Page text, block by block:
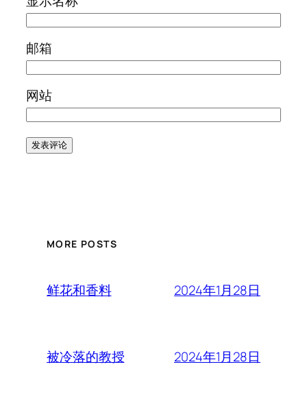
邮箱
网站
MORE POSTS
鲜花和香料 2024年1月28日
被冷落的教授 2024年1月28日